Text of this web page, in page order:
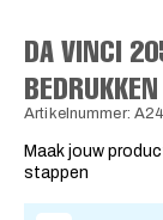
DA VINCI
Artikelnummer:
Maak jouw
stappen